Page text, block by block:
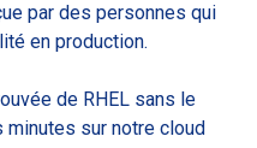
par des personnes qui
en production.
de RHEL sans le
sur notre cloud